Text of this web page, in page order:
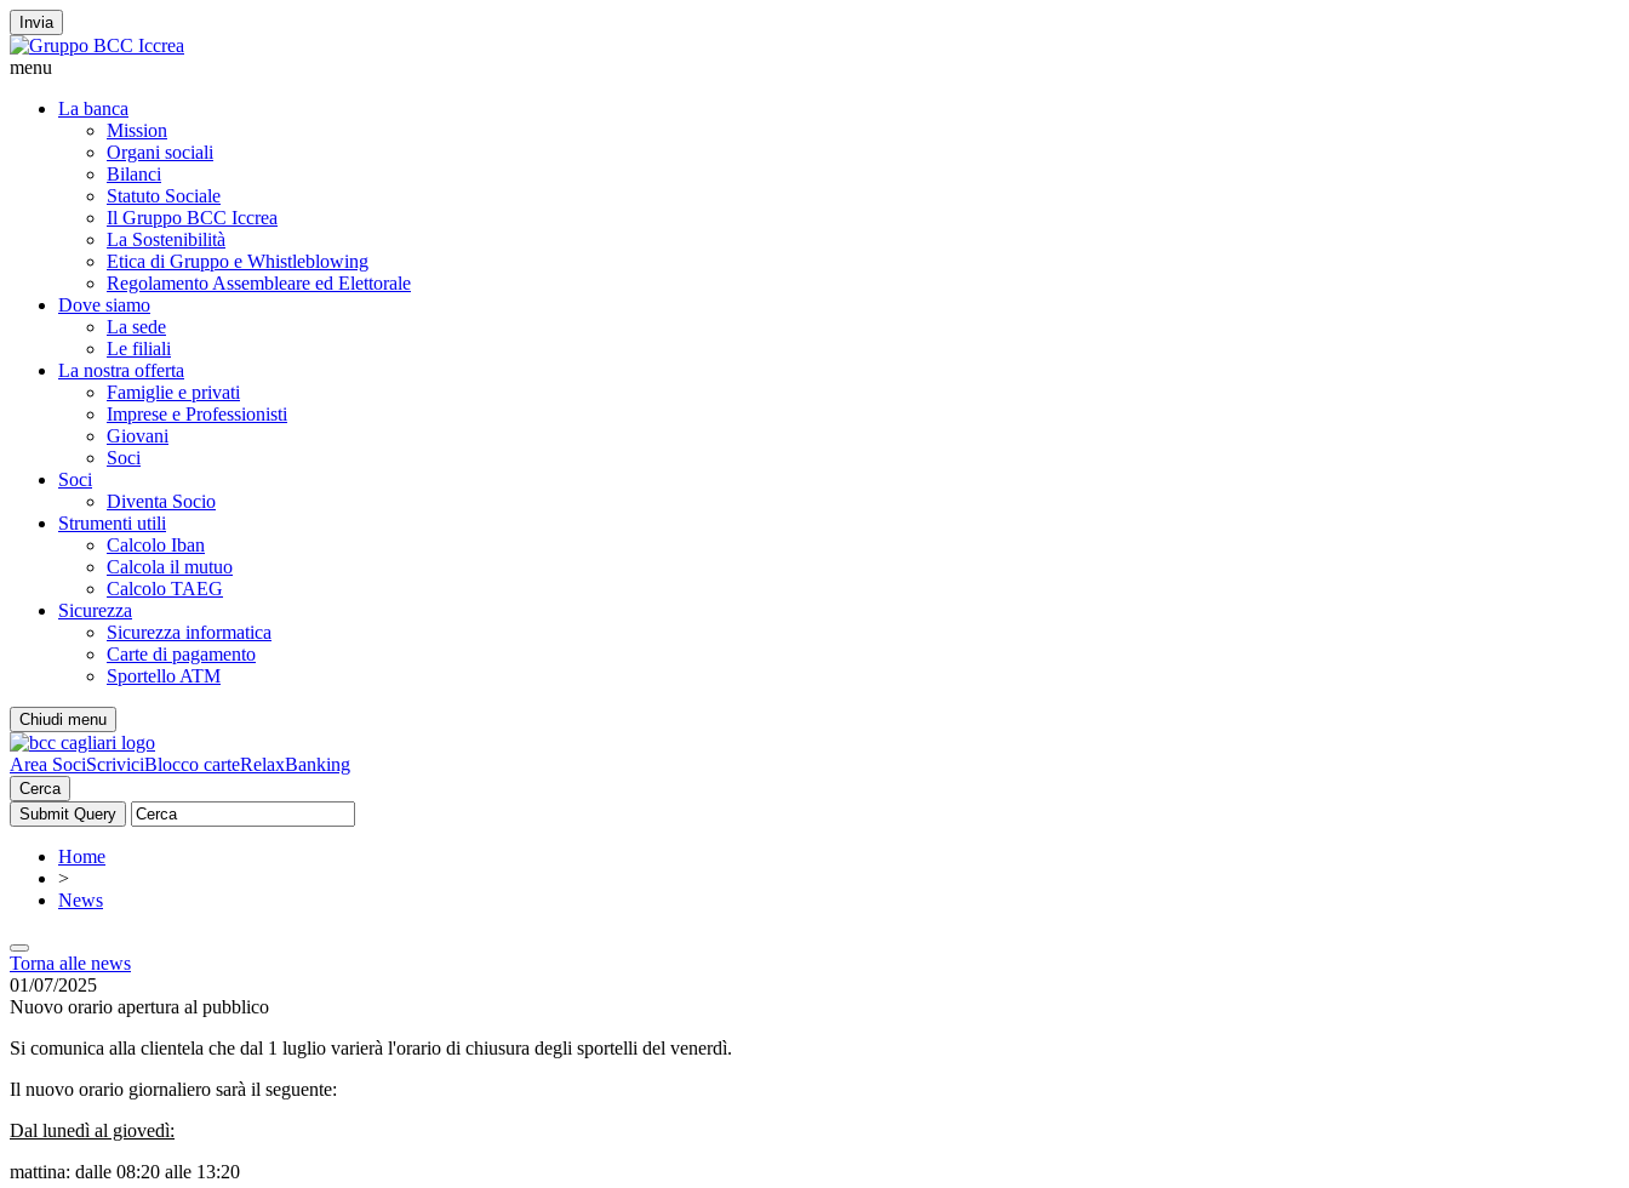
Invia
menu
La banca
Mission
Organi sociali
Bilanci
Statuto Sociale
Il Gruppo BCC Iccrea
La Sostenibilità
Etica di Gruppo e Whistleblowing
Regolamento Assembleare ed Elettorale
Dove siamo
La sede
Le filiali
La nostra offerta
Famiglie e privati
Imprese e Professionisti
Giovani
Soci
Soci
Diventa Socio
Strumenti utili
Calcolo Iban
Calcola il mutuo
Calcolo TAEG
Sicurezza
Sicurezza informatica
Carte di pagamento
Sportello ATM
Chiudi menu
Area SociScriviciBlocco carteRelaxBanking
Cerca
Home
>
News
Torna alle news
01/07/2025
Nuovo orario apertura al pubblico
Si comunica alla clientela che dal 1 luglio varierà l'orario di chiusura degli sportelli del venerdì.
Il nuovo orario giornaliero sarà il seguente:
Dal lunedì al giovedì:
mattina: dalle 08:20 alle 13:20